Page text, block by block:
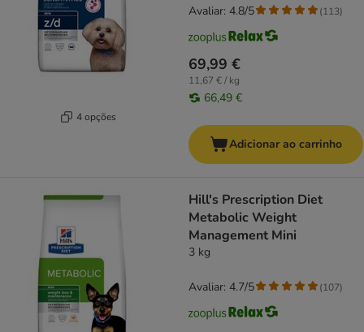
4 opções
69,99 €
11,67 € / kg
66,49 €
Avaliar: 4.8/5 (113)
Adicionar ao carrinho
Hill's Prescription Diet
Metabolic Weight
Management Mini
3 kg
Avaliar: 4.7/5 (107)